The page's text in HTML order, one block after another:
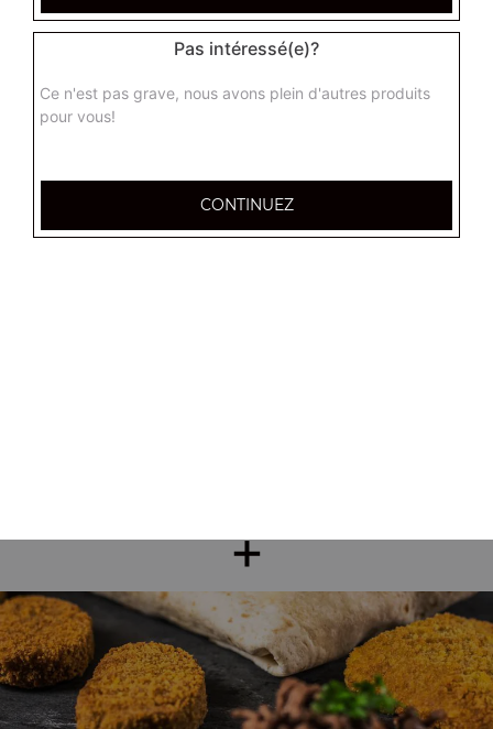
curry, ...
+
+
Pas intéressé(e)?
Ce n'est pas grave, nous avons plein d'autres produits
pour vous!
CONTINUEZ